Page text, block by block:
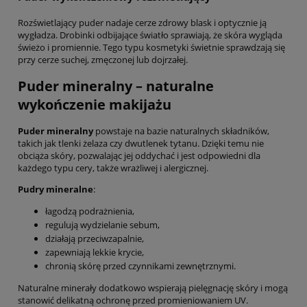
Rozświetlający puder nadaje cerze zdrowy blask i optycznie ją
wygładza. Drobinki odbijające światło sprawiają, że skóra wygląda
świeżo i promiennie. Tego typu kosmetyki świetnie sprawdzają się
przy cerze suchej, zmęczonej lub dojrzałej.
Puder mineralny– naturalne
wykończenie makijażu
Puder mineralnypowstaje na bazie naturalnych składników,
takich jak tlenki żelaza czy dwutlenek tytanu. Dzięki temu nie
obciąża skóry, pozwalając jej oddychać i jest odpowiedni dla
każdego typu cery, także wrażliwej i alergicznej.
Pudry mineralne:
łagodzą podrażnienia,
regulują wydzielanie sebum,
działają przeciwzapalnie,
zapewniają lekkie krycie,
chronią skórę przed czynnikami zewnętrznymi.
Naturalne minerały dodatkowo wspierają pielęgnację skóry i mogą
stanowić delikatną ochronę przed promieniowaniem UV.